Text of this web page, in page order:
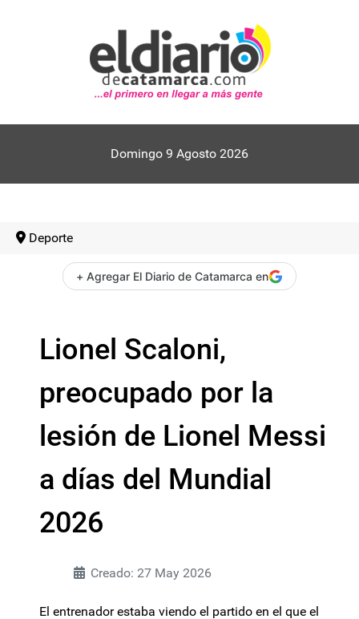
Domingo 9 Agosto 2026
Deporte
+ Agregar El Diario de Catamarca en
Lionel Scaloni,
preocupado por la
lesión de Lionel Messi
a días del Mundial
2026
Creado: 27 May 2026
El entrenador estaba viendo el partido en el que el